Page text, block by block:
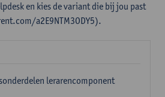
en kies de variant die bij jou past
a2E9NTM3ODY5).
lerarencomponent